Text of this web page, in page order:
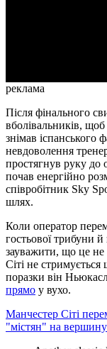
реклама
Після фінального
вболівальників,
знімав іспанського
невдоволення
простягнув руку до
почав енергійно
співробітник Sky
шлях.
Коли оператор
гостьової трибуни
зауважити, що це
Сіті не
поразки він
прямо у вухо.
Манчестер Сіті
"містян" на